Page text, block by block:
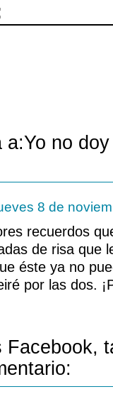
a:Yo no
8 de
recuerdos
de risa que
éste ya no
por las dos.
Facebook,